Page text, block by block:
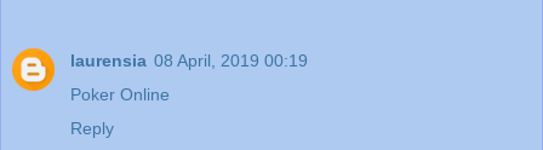
laurensia 08 April, 2019 00:19
Poker Online
Reply